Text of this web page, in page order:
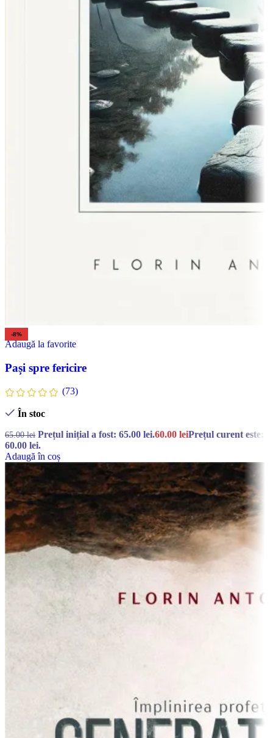
-8%
Adaugă la favorite
Pași spre fericire
(73)
În stoc
65.00lei Prețul inițial a fost: 65.00 lei.60.00 leiPrețul curent este:
60.00 lei.
Adaugă în coș